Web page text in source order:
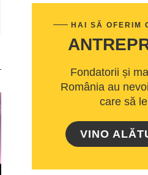
HAI SĂ OFERIM
Fondatorii și
România au
care să
VINO